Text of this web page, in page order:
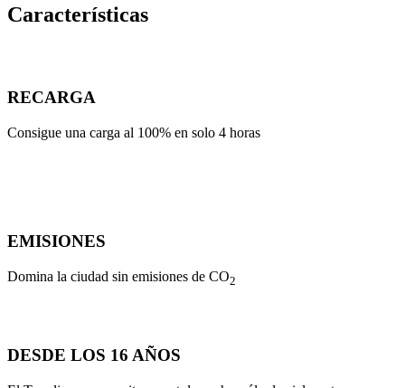
Características
RECARGA
Consigue una carga al 100% en solo 4 horas
EMISIONES
Domina la ciudad sin emisiones de CO2
DESDE LOS 16 AÑOS